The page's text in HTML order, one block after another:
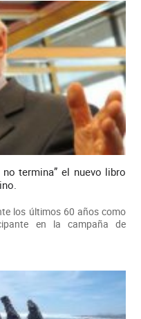
termina” el nuevo libro
los últimos 60 años como
en la campaña de